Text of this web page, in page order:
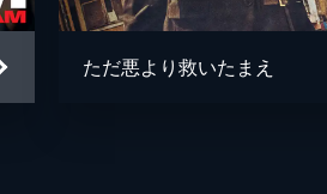
ただ悪より救いたまえ